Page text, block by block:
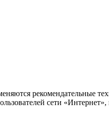
рекомендательные
сети